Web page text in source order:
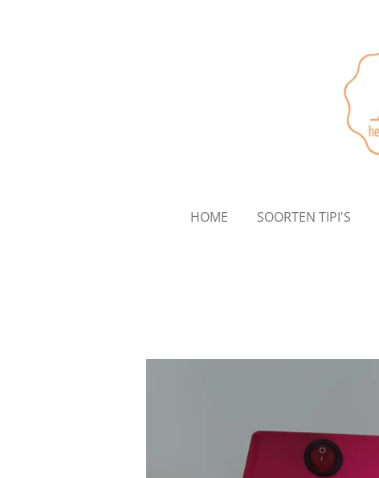
HOME SOORTEN TIPI'S